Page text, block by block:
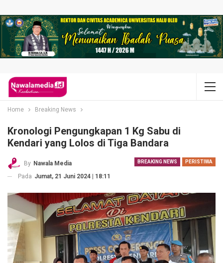
Home Breaking News
Kronologi Pengungkapan 1 Kg Sabu di
Kendari yang Lolos di Tiga Bandara
BREAKING NEWS PERISTIWA
By Nawala Media
Pada Jumat, 21 Juni 2024 | 18:11